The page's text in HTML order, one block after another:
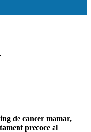
de cancer mamar,
precoce al